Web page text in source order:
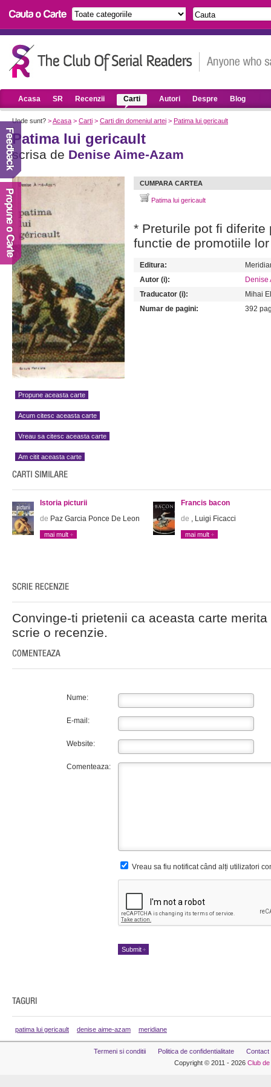
Acasa SR Recenzii Carti Autori Despre Blog
Unde sunt? >Acasa > Carti > Carti din domeniul artei > Patima lui gericault
Patima lui gericault
scrisa de Denise Aime-Azam
Propune aceasta carte
Acum citesc aceasta carte
Vreau sa citesc aceasta carte
Am citit aceasta carte
CUMPARA CARTEA
Patima lui gericault
* Preturile pot fi
functie de promotiile
Editura:
Autor (i):
Denise
Traducator (i):
Mihai
Numar de pagini:
392
Istoria picturii
de Paz Garcia Ponce De Leon
mai mult
Francis bacon
de , Luigi Ficacci
mai mult
Convinge-ti prietenii ca aceasta carte
scrie o recenzie.
Nume:
E-mail:
Website:
Comenteaza:
Vreau sa fiu notificat când alți utilizatori
patima lui gericault denise aime-azam meridiane
Termeni si conditii Politica de confidentialitate
Contact
Copyright © 2011 - 2026 Club